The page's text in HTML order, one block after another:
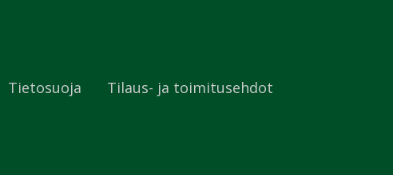
Tietosuoja Tilaus- ja toimitusehdot